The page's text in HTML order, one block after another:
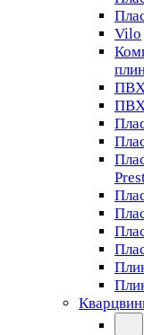
Vilo
ПВХ
ПВХ